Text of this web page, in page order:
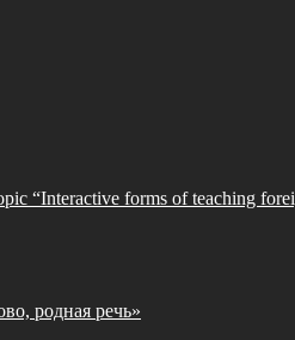
“Interactive forms of teaching
родная речь»